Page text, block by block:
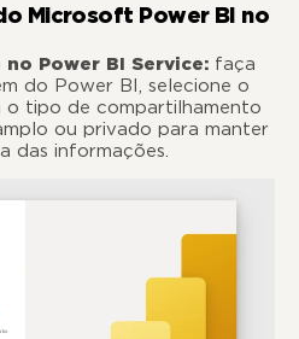
Microsoft Power BI no
Power BI Service: faça
do Power BI, selecione o
tipo de compartilhamento
ou privado para manter
das informações.